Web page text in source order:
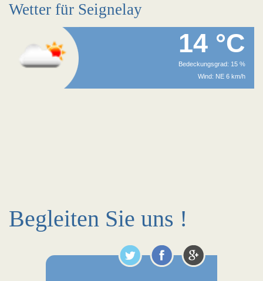
Wetter für Seignelay
14 °C
Bedeckungsgrad: 15 %
Wind: NE 6 km/h
Begleiten Sie uns !